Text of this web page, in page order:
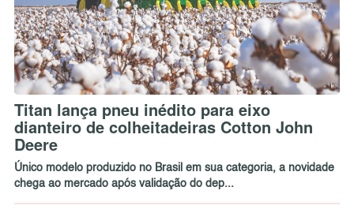
Titan lança pneu inédito para eixo
dianteiro de colheitadeiras Cotton John
Deere
Único modelo produzido no Brasil em sua categoria, a novidade
chega ao mercado após validação do dep...